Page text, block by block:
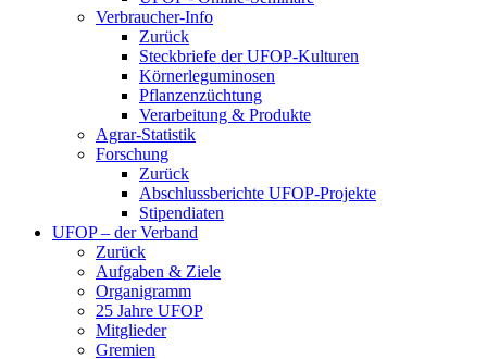
Verbraucher-Info
Zurück
Steckbriefe der UFOP-Kulturen
Körnerleguminosen
Pflanzenzüchtung
Verarbeitung & Produkte
Agrar-Statistik
Forschung
Zurück
Abschlussberichte UFOP-Projekte
Stipendiaten
UFOP – der Verband
Zurück
Aufgaben & Ziele
Organigramm
25 Jahre UFOP
Mitglieder
Gremien